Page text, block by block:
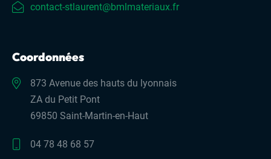
contact-stlaurent@bmlmateriaux.fr
Coordonnées
873 Avenue des hauts du lyonnais
ZA du Petit Pont
69850 Saint-Martin-en-Haut
04 78 48 68 57